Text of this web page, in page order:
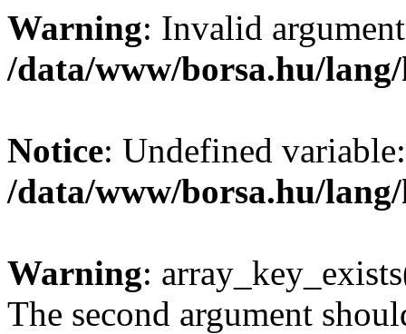
Warning: Invalid
/data/www/borsa.hu/
Notice: Undefined
/data/www/borsa.hu/
Warning:
The second argument